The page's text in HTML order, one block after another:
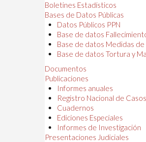
Boletines Estadísticos
Bases de Datos Públicas
Datos Públicos PPN
Base de datos
Base de datos Medidas de
Base de datos Tortura y
Documentos
Publicaciones
Informes anuales
Registro Nacional de
Cuadernos
Ediciones Especiales
Informes de Investigación
Presentaciones Judiciales